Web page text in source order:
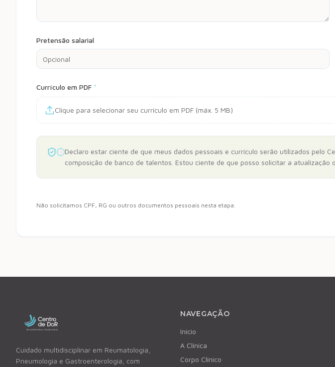
Pretensão salarial
Currículo em PDF *
Clique para selecionar seu currículo em PDF (máx. 5 MB)
Declaro estar ciente de que meus dados pessoais e currículo serão utilizados pelo
composição de banco de talentos. Estou ciente de que posso solicitar a atualização
Não solicitamos CPF, RG ou outros documentos pessoais nesta etapa.
Cuidado multidisciplinar em Reumatologia,
Pneumologia e Gastroenterologia, com
NAVEGAÇÃO
Início
A Clínica
Corpo Clínico